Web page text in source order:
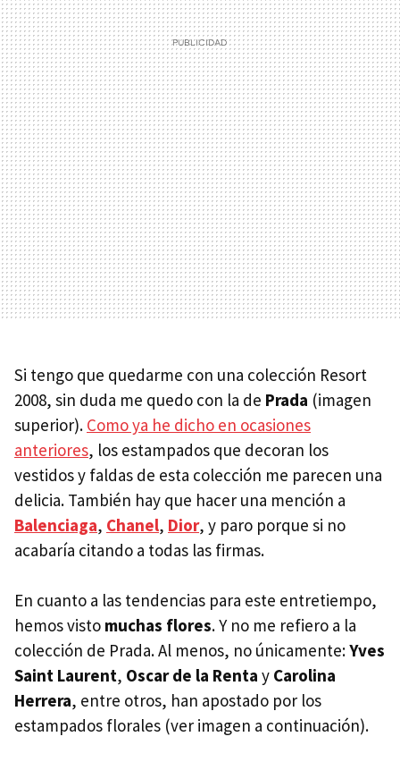
Si tengo que quedarme con una colección Resort
2008, sin duda me quedo con la de Prada (imagen
superior). Como ya he dicho en ocasiones
anteriores, los estampados que decoran los
vestidos y faldas de esta colección me parecen una
delicia. También hay que hacer una mención a
Balenciaga, Chanel, Dior, y paro porque si no
acabaría citando a todas las firmas.
En cuanto a las tendencias para este entretiempo,
hemos visto muchas flores. Y no me refiero a la
colección de Prada. Al menos, no únicamente:Yves
Saint Laurent, Oscar de la Renta y Carolina
Herrera, entre otros, han apostado por los
estampados florales (ver imagen a continuación).